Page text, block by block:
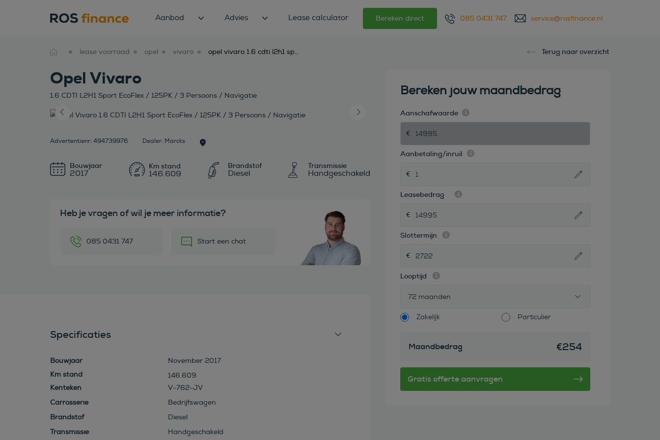
Aanbod Advies Lease calculator Bereken direct 085 0431 747 service@rosfinance.nl
lease voorraad opel vivaro opel vivaro 1.6 cdti l2h1 sport ecoflex / 125pk / 3 persoons / navigatie Terug naar overzicht
Opel Vivaro
1.6 CDTI L2H1 Sport EcoFlex / 125PK / 3 Persoons / Navigatie
Advertentienr: 494739976 Dealer: Marcks
Bouwjaar
2017 146.609
Brandstof
Diesel
Transmissie
Handgeschakeld
Heb je vragen of wil je meer informatie?
085 0431 747 Start een chat
Specificaties
Bouwjaar
November 2017
146.609
Kenteken
V-762-JV
Carrosserie
Bedrijfswagen
Brandstof
Diesel
Transmissie
Handgeschakeld
Bereken jouw maandbedrag
Aanschafwaarde
Aanbetaling/inruil
Leasebedrag
Slottermijn
Looptijd
72 maanden
Zakelijk Particulier
Maandbedrag €254